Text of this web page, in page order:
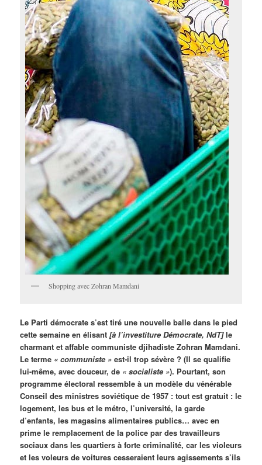
Shopping avec Zohran Mamdani
Le Parti démocrate s’est tiré une nouvelle balle dans le pied
cette semaine en élisant[à l’investiture Démocrate, NdT]le
charmant et affable communiste djihadiste Zohran Mamdani.
Le terme « communiste » est-il trop sévère ? (Il se qualifie
lui-même, avec douceur, de « socialiste »). Pourtant, son
programme électoral ressemble à un modèle du vénérable
Conseil des ministres soviétique de 1957 : tout est gratuit : le
logement, les bus et le métro, l’université, la garde
d’enfants, les magasins alimentaires publics… avec en
prime le remplacement de la police par des travailleurs
sociaux dans les quartiers à forte criminalité, car les violeurs
et les voleurs de voitures cesseraient leurs agissements s’ils